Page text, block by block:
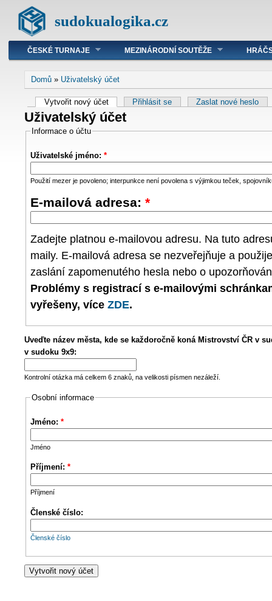
sudokualogika.cz
ČESKÉ TURNAJE MEZINÁRODNÍ SOUTĚŽE
Domů » Uživatelský účet
Vytvořit nový účet Přihlásit se Zaslat nové heslo
Uživatelský účet
Informace o účtu
Uživatelské jméno: *
Použití mezer je povoleno; interpunkce není povolena s výjimkou teček,
E-mailová adresa: *
Zadejte platnou e-mailovou adresu. Na tuto
maily. E-mailová adresa se nezveřejňuje a
zaslání zapomenutého hesla nebo o
Problémy s registrací s e-mailovými
vyřešeny, více ZDE.
Uveďte název města, kde se každoročně koná Mistrovství ČR v
v sudoku 9x9:
Kontrolní otázka má celkem 6 znaků, na velikosti písmen nezáleží.
Osobní informace
Jméno: *
Jméno
Příjmení: *
Příjmení
Členské číslo:
Členské číslo